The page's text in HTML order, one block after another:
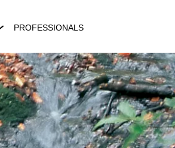
PROFESSIONALS